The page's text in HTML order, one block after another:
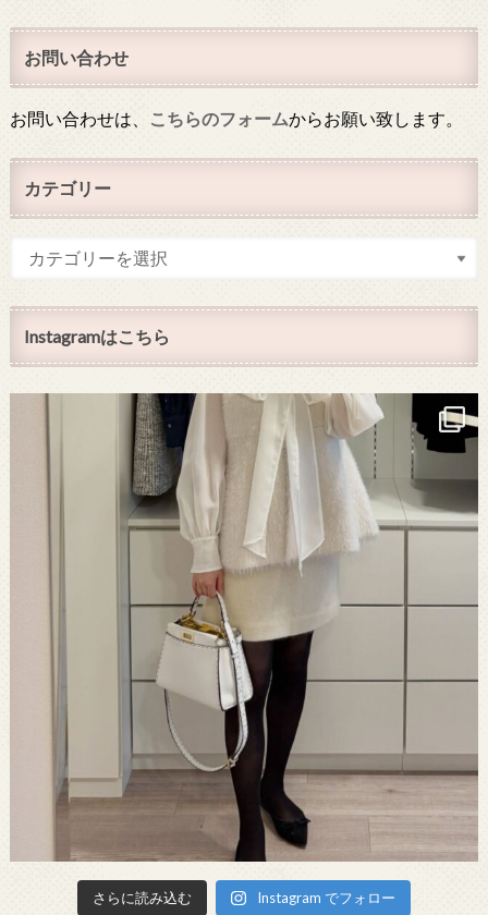
お問い合わせ
お問い合わせは、 こちらのフォームからお願い致します。
カテゴリー
Instagramはこちら
さらに読み込む Instagram でフォロー